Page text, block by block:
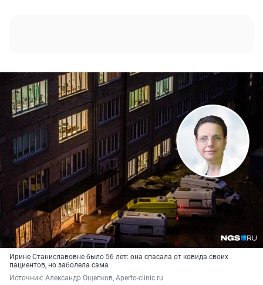
Ирине Станиславовне было 56 лет: она спасала от ковида своих
пациентов, но заболела сама
Источник: Александр Ощепков, Aperto-clinic.ru